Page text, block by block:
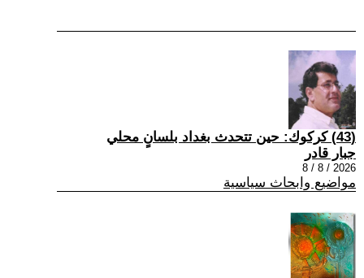
(43) كركوك: حين تتحدث بغداد بلسانٍ محلي
جبار قادر
2026 / 8 / 8
مواضيع وابحاث سياسية